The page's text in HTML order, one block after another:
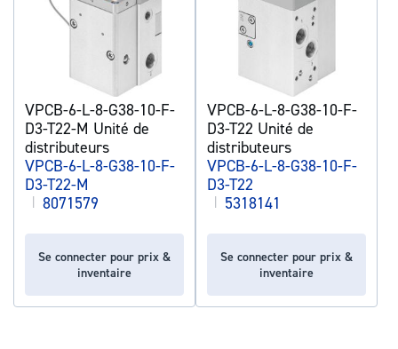
VPCB-6-L-8-G38-10-F-
D3-T22-M Unité de
distributeurs
VPCB-6-L-8-G38-10-F-
D3-T22-M
| 8071579
Se connecter pour prix &
inventaire
VPCB-6-L-8-G38-10-F-
D3-T22 Unité de
distributeurs
VPCB-6-L-8-G38-10-F-
D3-T22
| 5318141
Se connecter pour prix &
inventaire